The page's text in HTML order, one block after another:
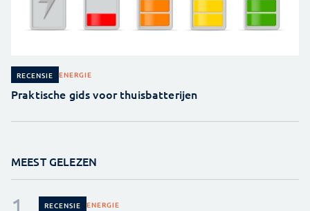
RECENSIE ENERGIE
Praktische gids voor thuisbatterijen
MEEST GELEZEN
RECENSIE ENERGIE